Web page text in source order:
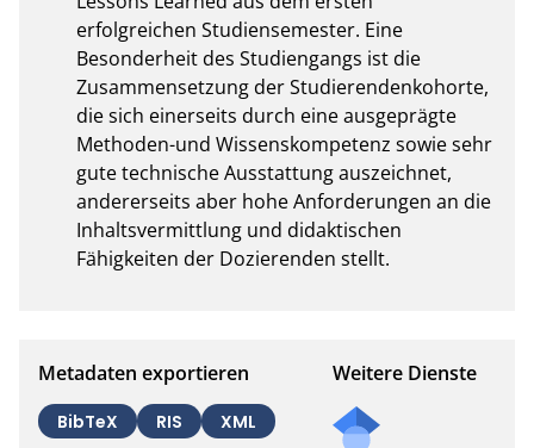
erfolgreichen Studiensemester. Eine
Besonderheit des Studiengangs ist die
Zusammensetzung der Studierendenkohorte,
die sich einerseits durch eine ausgeprägte
Methoden-und Wissenskompetenz sowie sehr
gute technische Ausstattung auszeichnet,
andererseits aber hohe Anforderungen an die
Inhaltsvermittlung und didaktischen
Fähigkeiten der Dozierenden stellt.
Metadaten exportieren
BibTeX RIS XML
Weitere Dienste